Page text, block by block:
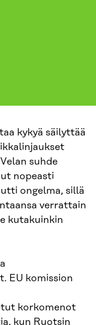
kykyä säilyttää
suhde
nopeasti
ongelma, sillä
verrattain
kutakuinkin
EU komission
korkomenot
kun Ruotsin